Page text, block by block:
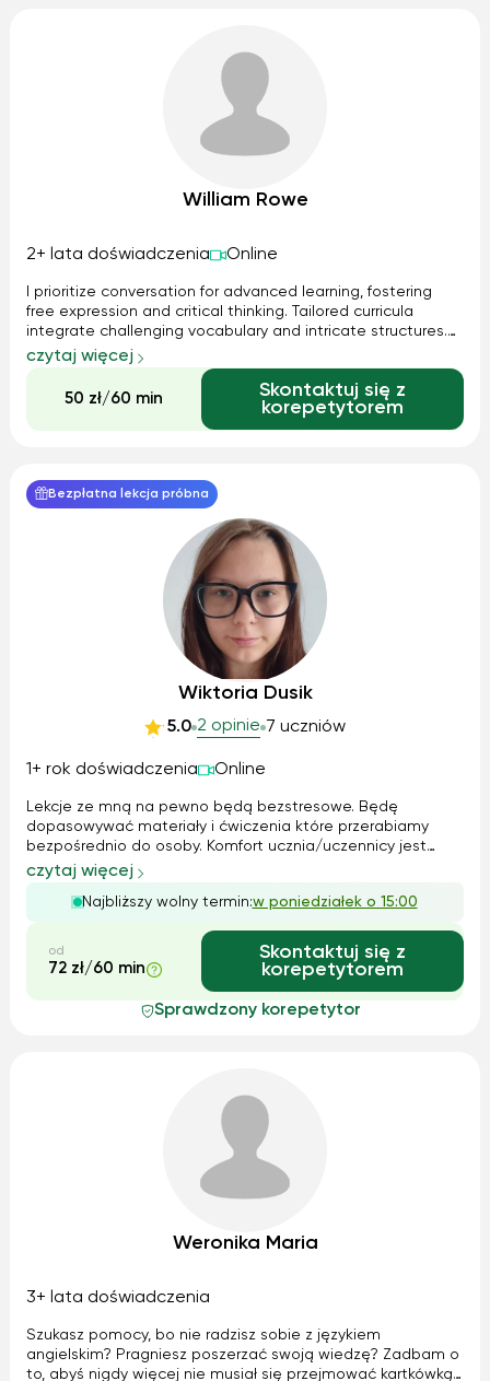
William Rowe
2+ lata doświadczenia Online
I prioritize conversation for advanced learning, fostering
free expression and critical thinking. Tailored curricula
integrate challenging vocabulary and intricate structures.
Technology enhances engagement, while regular
assessments track progress.
czytaj więcej
50 zł/60 min
Skontaktuj się z
korepetytorem
Bezpłatna lekcja próbna
Wiktoria Dusik
5.0 2 opinie 7 uczniów
1+ rok doświadczenia Online
Lekcje ze mną na pewno będą bezstresowe. Będę
dopasowywać materiały i ćwiczenia które przerabiamy
bezpośrednio do osoby. Komfort ucznia/uczennicy jest
najważniejszy dlatego tempo pracy podpasuje pod daną
osobę. Im większych komfort tym lepsze wyniki oraz
szybsze przyswajanie wiedzy. Zapewniam miłą a...
czytaj więcej
Najbliższy wolny termin:w poniedziałek o 15:00
od
72 zł/60 min
Skontaktuj się z
korepetytorem
Sprawdzony korepetytor
Weronika Maria
3+ lata doświadczenia
Szukasz pomocy, bo nie radzisz sobie z językiem
angielskim? Pragniesz poszerzać swoją wiedzę? Zadbam o
to, abyś nigdy więcej nie musiał się przejmować kartkówką,